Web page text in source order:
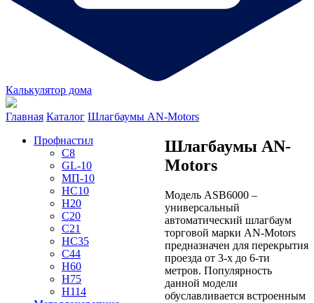
Калькулятор дома
Главная Каталог Шлагбаумы AN-Motors
Профнастил
С8
GL-10
МП-10
НС10
Н20
C20
С21
НС35
С44
Н60
Н75
Н114
Шлагбаумы AN-
Motors
Модель ASB6000 –
универсальный
автоматический шлагбаум
торговой марки AN-Motors
предназначен для перекрытия
проезда от 3-х до 6-ти
метров. Популярность
данной модели
обуславливается встроенным